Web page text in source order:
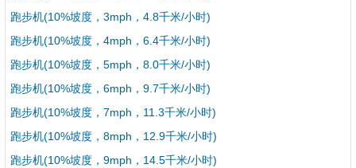
跑步机(10%坡度，3mph，4.8千米/小时)
跑步机(10%坡度，4mph，6.4千米/小时)
跑步机(10%坡度，5mph，8.0千米/小时)
跑步机(10%坡度，6mph，9.7千米/小时)
跑步机(10%坡度，7mph，11.3千米/小时)
跑步机(10%坡度，8mph，12.9千米/小时)
跑步机(10%坡度，9mph，14.5千米/小时)